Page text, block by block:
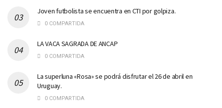
Joven futbolista se encuentra en CTI por golpiza.
0 COMPARTIDA
LA VACA SAGRADA DE ANCAP
0 COMPARTIDA
La superluna «Rosa» se podrá disfrutar el 26 de abril en
Uruguay.
0 COMPARTIDA